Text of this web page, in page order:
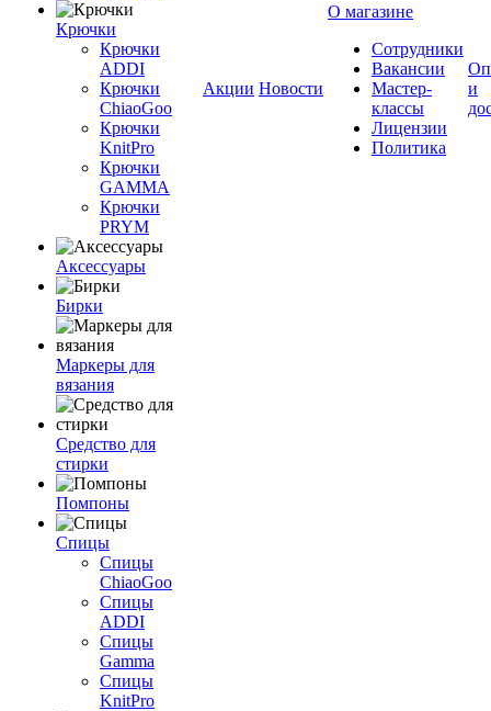
Крючки
Крючки
ADDI
Крючки
ChiaoGoo
Крючки
KnitPro
Крючки
GAMMA
Крючки
PRYM
Аксессуары
Бирки
Маркеры для
вязания
Средство для
стирки
Помпоны
Спицы
Спицы
ChiaoGoo
Спицы
ADDI
Спицы
Gamma
Спицы
KnitPro
Акции Новости
О магазине
Сотрудники
Вакансии
Мастер-
классы
Лицензии
Политика
и